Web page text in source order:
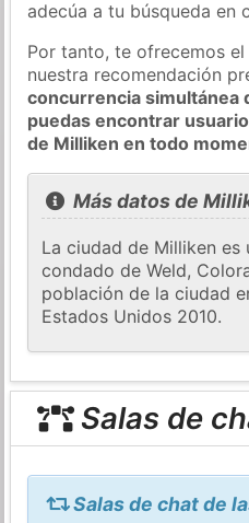
adecúa a tu búsqueda en
Por tanto, te ofrecemos
nuestra recomendación
concurrencia simultánea
puedas encontrar
de Milliken en todo
Más datos de
La ciudad de Milliken es
condado de Weld,
población de la ciudad
Estados Unidos 2010.
Salas de
Salas de chat de